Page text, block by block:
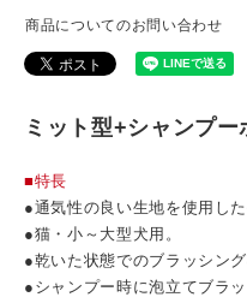
商品についてのお問い合わせ
ミット型+シャンプー
■特長
●通気性の良い生地を使用した
●猫・小～大型犬用。
●乾いた状態でのブラッシン
●シャンプー時に泡立てブラ